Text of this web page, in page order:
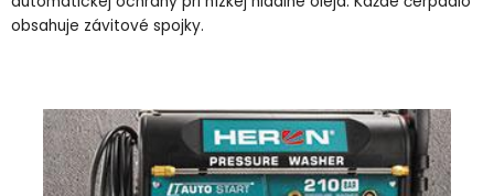
obsahuje závitové spojky.